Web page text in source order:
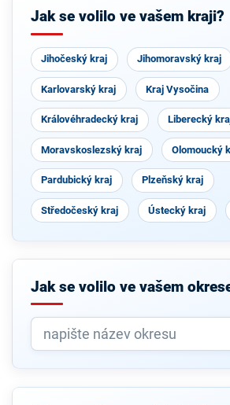
Jak se volilo ve vašem kraji?
Jihočeský kraj Jihomoravský kraj
Karlovarský kraj Kraj Vysočina
Královéhradecký kraj Liberecký
Moravskoslezský kraj Olomoucký
Pardubický kraj Plzeňský kraj
Středočeský kraj Ústecký kraj
Jak se volilo ve vašem